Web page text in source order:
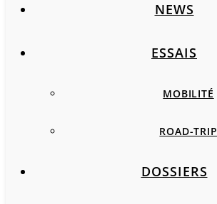
NEWS
ESSAIS
MOBILITÉ
ROAD-TRIP
DOSSIERS